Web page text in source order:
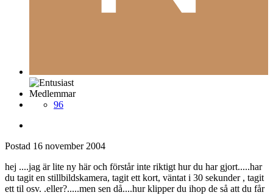
Medlemmar
96
Postad 16 november 2004
hej ....jag är lite ny här och förstår inte riktigt hur du har gjort.....har
du tagit en stillbildskamera, tagit ett kort, väntat i 30 sekunder , tagit
ett til osv. .eller?.....men sen då....hur klipper du ihop de så att du får